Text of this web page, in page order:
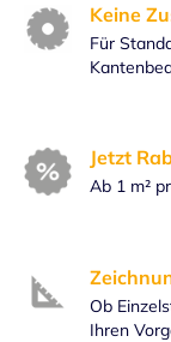
Keine
Für
Jetzt
Ab 1 m²
Ob
Ihren